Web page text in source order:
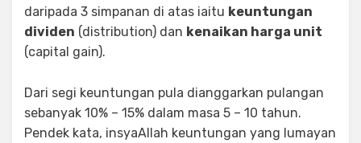
daripada 3 simpanan di atas iaitu keuntungan
dividen (distribution) dan kenaikan harga unit
(capital gain).
Dari segi keuntungan pula dianggarkan pulangan
sebanyak 10% – 15% dalam masa 5 – 10 tahun.
Pendek kata, insyaAllah keuntungan yang lumayan